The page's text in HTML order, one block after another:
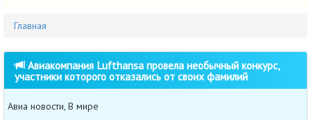
Главная
Авиакомпания Lufthansa провела необычный конкурс,
участники которого отказались от своих фамилий
Авиа новости, В мире